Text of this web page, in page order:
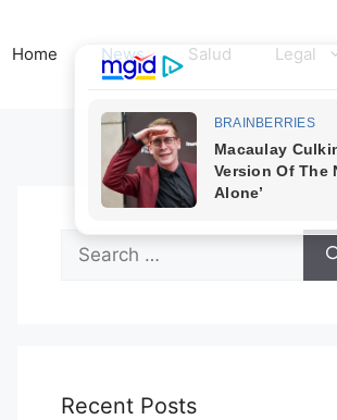
Home News Salud Legal
Search
for:
Recent Posts